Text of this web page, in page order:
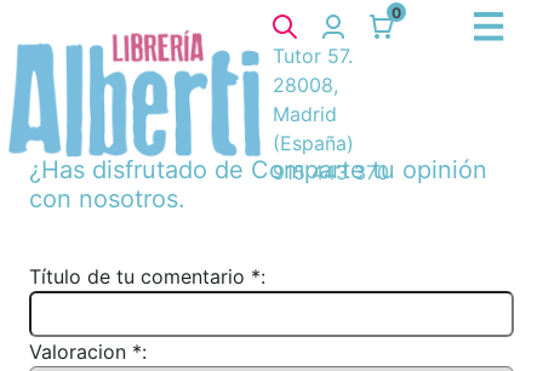
0
Tutor 57.
28008,
Madrid
(España)
915 443 370
¿Has disfrutado de Comparte tu opinión
con nosotros.
Título de tu comentario *:
Valoracion *: